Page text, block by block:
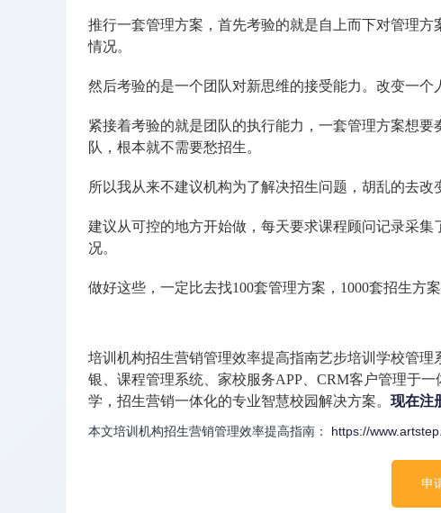
推行一套管理方案，首先考验的就是自上而下对管理
情况。
然后考验的是一个团队对新思维的接受能力。改变一个
紧接着考验的就是团队的执行能力，一套管理方案想要
队，根本就不需要愁招生。
所以我从来不建议机构为了解决招生问题，胡乱的去改
建议从可控的地方开始做，每天要求课程顾问记录采
况。
做好这些，一定比去找100套管理方案，1000套招生方案
培训机构招生营销管理效率提高指南艺步培训学校管
银、课程管理系统、家校服务APP、CRM客户管理于
学，招生营销一体化的专业智慧校园解决方案。 现在注
本文培训机构招生营销管理效率提高指南： https://
申